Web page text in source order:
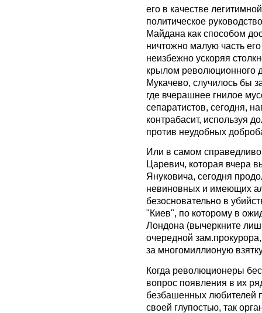
его в качестве
политическое
Майдана как способом
ничтожно малую часть
неизбежно ускоряя
крылом революционного
Мукачево, случилось бы
где вчерашнее гнилое
сепаратистов, сегодня,
контрабасит, используя
против неудобных
Или в самом
Царевич, которая вчера
Януковича, сегодня
невиновных и имеющих
безосновательно в
"Киев", по которому в
Лондона (вычеркните
очередной
за многомиллионую
Когда революционеры
вопрос появления в их
безбашенных любителей
своей глупостью, так